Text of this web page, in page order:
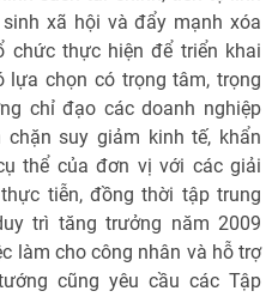
xã hội và đẩy mạnh xóa
chức thực hiện để triển khai
chọn có trọng tâm, trọng
chỉ đạo các doanh nghiệp
suy giảm kinh tế, khẩn
thể của đơn vị với các giải
tiễn, đồng thời tập trung
trì tăng trưởng năm 2009
làm cho công nhân và hỗ trợ
cũng yêu cầu các Tập